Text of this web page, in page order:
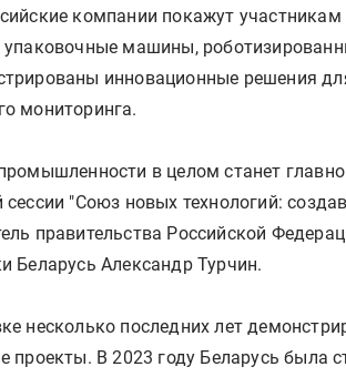
компании покажут
упаковочные машины,
инновационные решения
мониторинга.
в целом станет
сессии "Союз новых технологий:
правительства Российской
Беларусь Александр Турчин.
несколько последних лет
проекты. В 2023 году Беларусь была